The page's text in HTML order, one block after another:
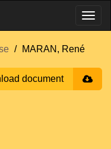
MARAN, René
document